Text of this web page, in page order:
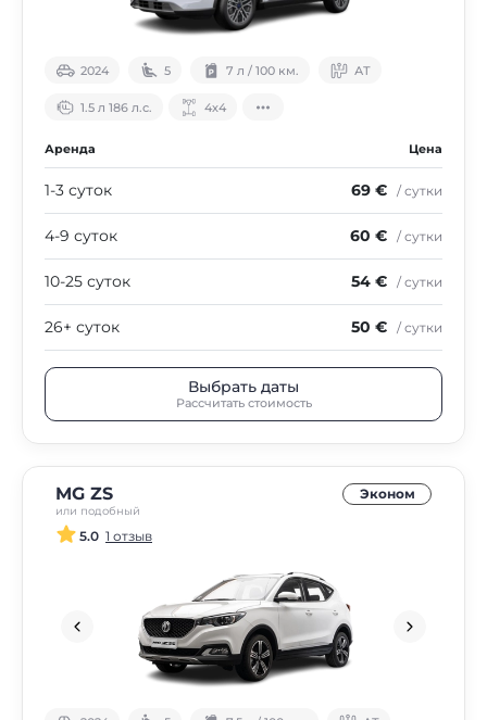
2024 5 7 л / 100 км. АТ
1.5 л 186 л.с. 4х4
Аренда Цена
1-3 суток 69 € / сутки
4-9 суток 60 € / сутки
10-25 суток 54 € / сутки
26+ суток 50 € / сутки
Выбрать даты
Рассчитать стоимость
MG ZS
или подобный
Эконом
5.0 1 отзыв